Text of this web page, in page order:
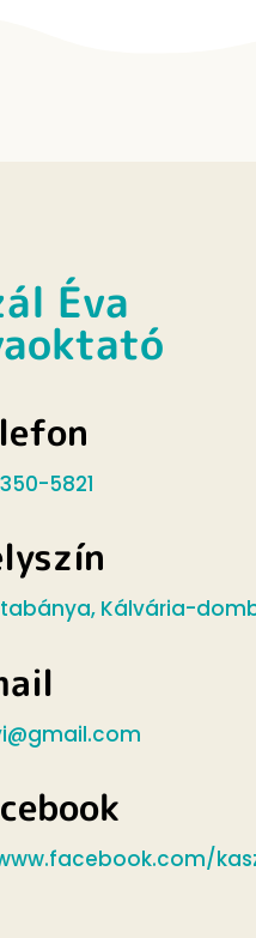
Éva
5821
Kálvária-